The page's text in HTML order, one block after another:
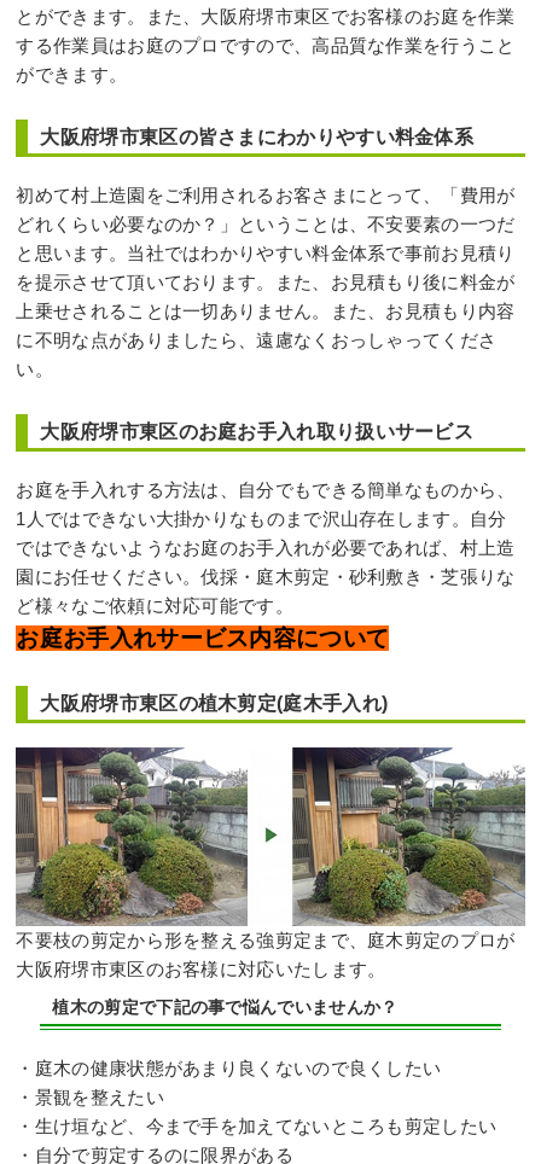
とができます。また、大阪府堺市東区でお客様のお庭を作業
する作業員はお庭のプロですので、高品質な作業を行うこと
ができます。
大阪府堺市東区の皆さまにわかりやすい料金体系
初めて村上造園をご利用されるお客さまにとって、「費用が
どれくらい必要なのか？」ということは、不安要素の一つだ
と思います。当社ではわかりやすい料金体系で事前お見積り
を提示させて頂いております。また、お見積もり後に料金が
上乗せされることは一切ありません。また、お見積もり内容
に不明な点がありましたら、遠慮なくおっしゃってくださ
い。
大阪府堺市東区のお庭お手入れ取り扱いサービス
お庭を手入れする方法は、自分でもできる簡単なものから、
1人ではできない大掛かりなものまで沢山存在します。自分
ではできないようなお庭のお手入れが必要であれば、村上造
園にお任せください。伐採・庭木剪定・砂利敷き・芝張りな
ど様々なご依頼に対応可能です。
お庭お手入れサービス内容について
大阪府堺市東区の植木剪定(庭木手入れ)
不要枝の剪定から形を整える強剪定まで、庭木剪定のプロが
大阪府堺市東区のお客様に対応いたします。
植木の剪定で下記の事で悩んでいませんか？
・庭木の健康状態があまり良くないので良くしたい
・景観を整えたい
・生け垣など、今まで手を加えてないところも剪定したい
・自分で剪定するのに限界がある